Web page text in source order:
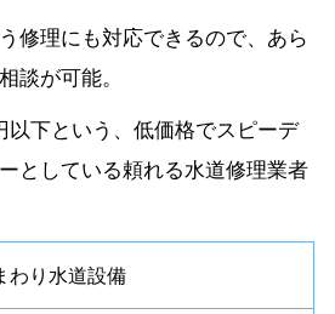
修理にも対応できるので、あら
談が可能。
以下という、低価格でスピーデ
としている頼れる水道修理業者
わり水道設備